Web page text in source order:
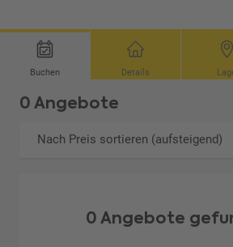
Buchen Details
0 Angebote
Nach Preis sortieren (aufsteigend)
0 Angebote